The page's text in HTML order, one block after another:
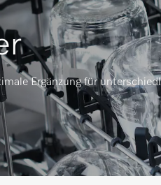
Ergänzung für